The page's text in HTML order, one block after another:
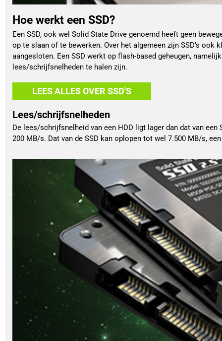
Hoe werkt een SSD?
Een SSD, ook wel Solid State Drive genoemd heeft geen
op te slaan of te bewerken. Over het algemeen zijn SSD’s
aangesloten. Een SSD werkt op flash-based geheugen,
lees/schrijfsnelheden te halen zijn.
LEES ALLES OVER SSD'S
Lees/schrijfsnelheden
De lees/schrijfsnelheid van een HDD ligt lager dan dat van
200 MB/s. Dat van de SSD kan oplopen tot wel 7.500 MB/s,